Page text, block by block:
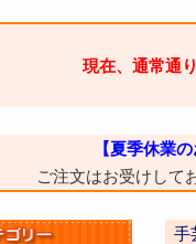
現在、通常通
【夏季休業の
ご注文はお受けして
手